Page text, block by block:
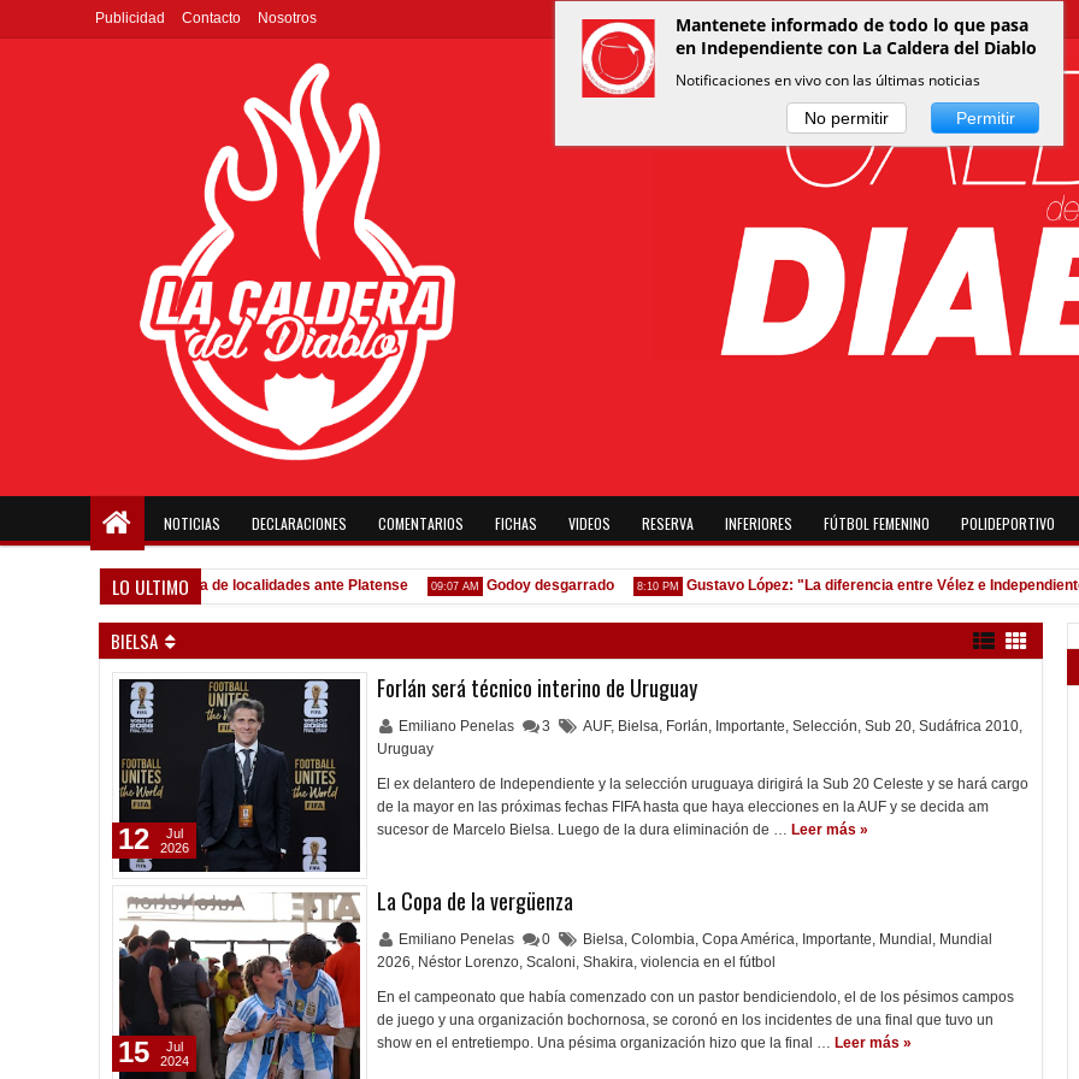
Publicidad Contacto Nosotros
NOTICIAS DECLARACIONES COMENTARIOS FICHAS VIDEOS RESERVA INFERIORES FÚTBOL FEMENINO POLIDEPORTIVO
LO ULTIMO
10:58 AM Venta de localidades ante Platense 09:07 AM Godoy desgarrado 8:10 PM Gustavo López: "La diferencia entre Vélez e
BIELSA
Forlán será técnico interino de Uruguay
Emiliano Penelas 3 AUF, Bielsa, Forlán, Importante, Selección, Sub 20, Sudáfrica 2010,
Uruguay
El ex delantero de Independiente y la selección uruguaya dirigirá la Sub 20 Celeste y se hará cargo
de la mayor en las próximas fechas FIFA hasta que haya elecciones en la AUF y se decida am
sucesor de Marcelo Bielsa. Luego de la dura eliminación de … Leer más »
12
Jul
2026
La Copa de la vergüenza
Emiliano Penelas 0 Bielsa, Colombia, Copa América, Importante, Mundial , Mundial
2026, Néstor Lorenzo, Scaloni, Shakira, violencia en el fútbol
En el campeonato que había comenzado con un pastor bendiciendolo, el de los pésimos campos
de juego y una organización bochornosa, se coronó en los incidentes de una final que tuvo un
show en el entretiempo. Una pésima organización hizo que la final … Leer más »
15
Jul
2024
Mantenete informado de todo lo que pasa
en Independiente con La Caldera del Diablo
Notificaciones en vivo con las últimas noticias
No permitir Permitir